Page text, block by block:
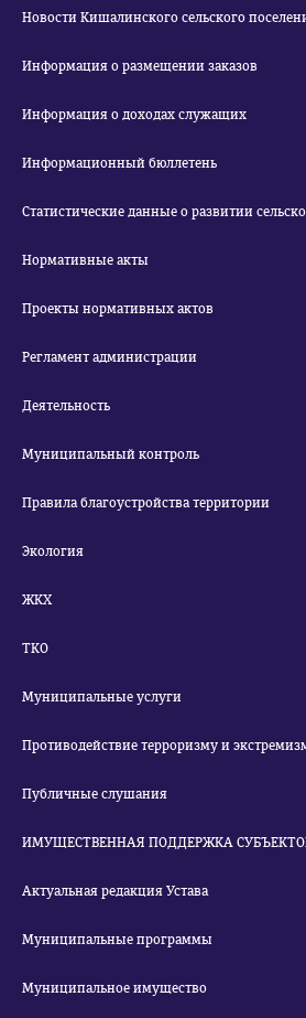
Новости Кишалинского сельского
Информация о размещении заказов
Информация о доходах служащих
Информационный бюллетень
Статистические данные о развитии
Нормативные акты
Проекты нормативных актов
Регламент администрации
Деятельность
Муниципальный контроль
Правила благоустройства территории
Экология
ЖКХ
ТКО
Муниципальные услуги
Противодействие терроризму и
Публичные слушания
ИМУЩЕСТВЕННАЯ ПОДДЕРЖКА
Актуальная редакция Устава
Муниципальные программы
Муниципальное имущество